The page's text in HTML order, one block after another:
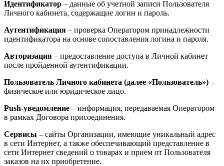
Идентификатор – данные об учетной записи Пользователя
Личного кабинета, содержащие логин и пароль.
Аутентификация – проверка Оператором принадлежности
идентификатора на основе сопоставления логина и пароля.
Авторизация – предоставление доступа в Личной кабинет
после пройденной аутентификации.
Пользователь Личного кабинета (далее «Пользователь») –
физическое или юридическое лицо.
Push-уведомление – информация, передаваемая Оператором
в рамках Договора присоединения.
Сервисы –сайты Организации, имеющие уникальный адрес
в сети Интернет, а также обеспечивающий представление в
сети Интернет сведений о товарах и прием от Пользователя
заказов на их приобретение.